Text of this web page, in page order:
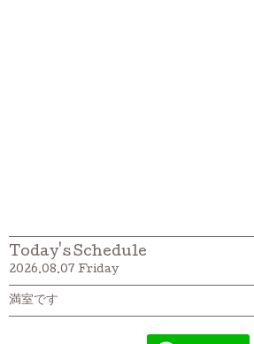
Today's Schedule
2026.08.07 Friday
満室です